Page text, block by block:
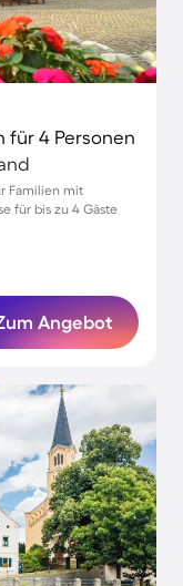
für 4 Personen
Familien mit
für bis zu 4 Gäste
Angebot